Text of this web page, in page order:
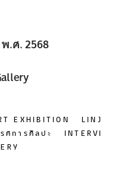
.ศ. 2568
EXHIBITION LINJ
ศการศิลปะ INTERVI